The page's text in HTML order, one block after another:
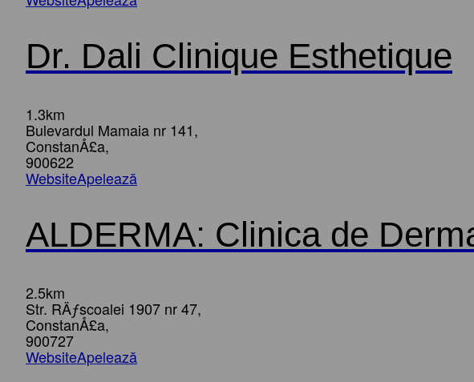
Dr. Dali Clinique Esthetique
1.3km
Bulevardul Mamaia nr 141,
ConstanÅ£a,
900622
WebsiteApelează
ALDERMA: Clinica de
2.5km
Str. RÄƒscoalei 1907 nr 47,
ConstanÅ£a,
900727
WebsiteApelează